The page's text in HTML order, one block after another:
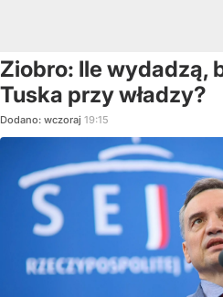
Ziobro: Ile wydadzą,
Tuska przy władzy?
Dodano: wczoraj 19:15